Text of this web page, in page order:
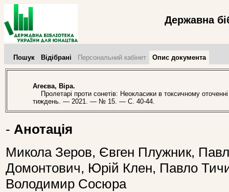
Державна
Пошук Відібрані Персональний кабінет Опис документа
Агеєва, Віра.
Пролетарі проти сонетів: Неокласики в токсичному
тиждень. — 2021. — № 15. — С. 40-44.
- Анотація
Микола Зеров, Євген Плужник,
Домонтович, Юрій Клен, Павло
Володимир Сосюра